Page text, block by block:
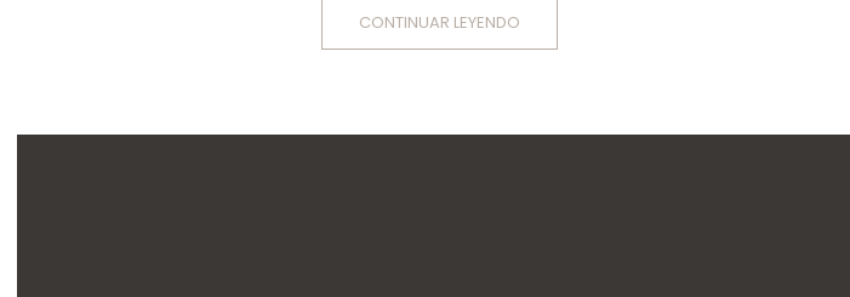
CONTINUAR LEYENDO